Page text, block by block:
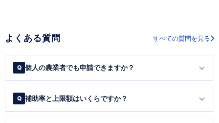
よくある質問 すべての質問を見る
個人の農業者でも申請できますか？
補助率と上限額はいくらですか？